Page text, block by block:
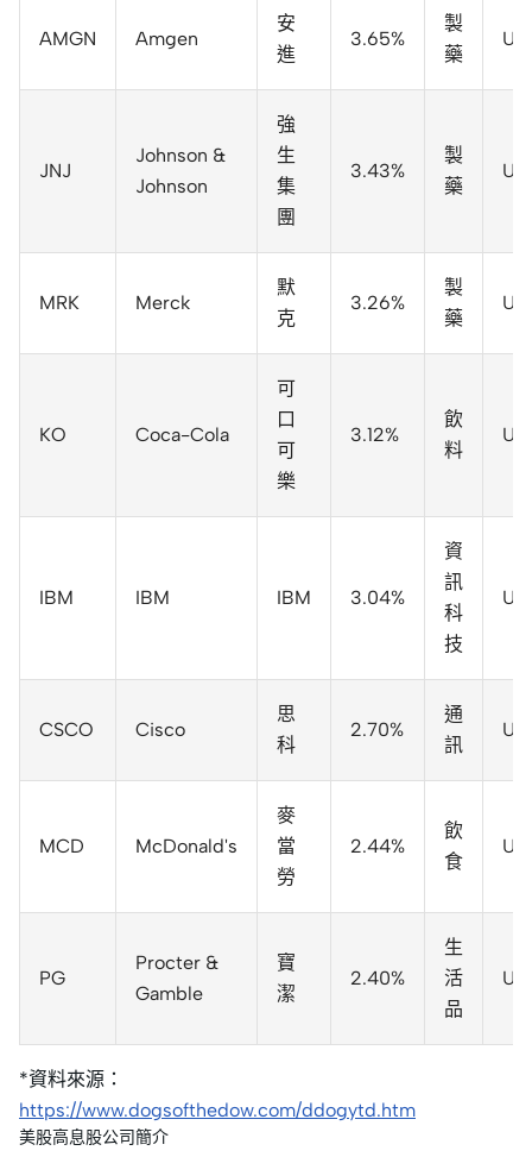
AMGN Amgen
安
進
3.65%
製
藥
JNJ
Johnson &
Johnson
強
生
集
團
3.43%
製
藥
MRK Merck
默
克
3.26%
製
藥
KO Coca-Cola
可
口
可
樂
3.12%
飲
料
IBM IBM IBM 3.04%
資
訊
科
技
CSCO Cisco
思
科
2.70%
通
訊
MCD McDonald's
麥
當
勞
2.44%
飲
食
PG
Procter &
Gamble
寶
潔
2.40%
生
活
品
*資料來源：
https://www.dogsofthedow.com/ddogytd.htm
美股高息股公司簡介